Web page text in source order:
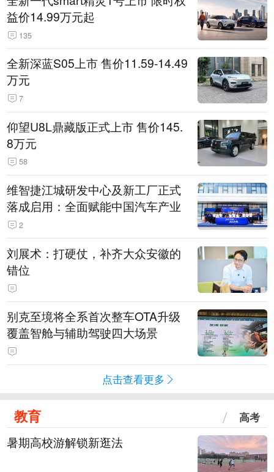
益价14.99万元起
135
全新深蓝S05上市 售价11.59-14.49
万元
7
仰望U8L鼎藏版正式上市 售价145.
8万元
58
维智捷江城研发中心及新工厂正式
落成启用：全面赋能中国汽车产业
2
刘展术：打硬仗，补齐大众安徽的
错位
别克至境将全系首次整车OTA升级
覆盖智舱与辅助驾驶四大场景
点击查看更多
教育 高考
暑期高校游解锁新逛法